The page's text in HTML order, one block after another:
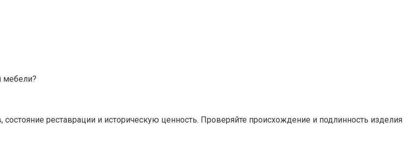
мебели?
реставрации и историческую ценность. Проверяйте происхождение и подлинность изделия